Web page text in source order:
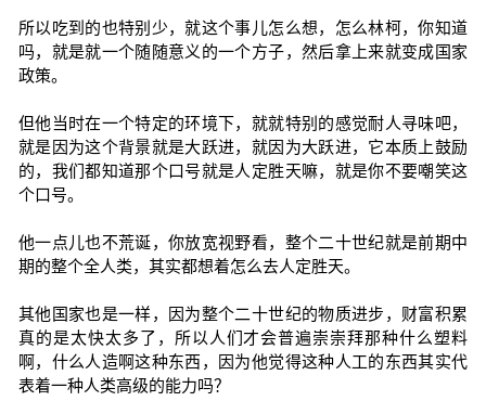
所以吃到的也特别少，就这个事儿怎么想，怎么林柯，你知道
吗，就是就一个随随意义的一个方子，然后拿上来就变成国家
政策。
但他当时在一个特定的环境下，就就特别的感觉耐人寻味吧，
就是因为这个背景就是大跃进，就因为大跃进，它本质上鼓励
的，我们都知道那个口号就是人定胜天嘛，就是你不要嘲笑这
个口号。
他一点儿也不荒诞，你放宽视野看，整个二十世纪就是前期中
期的整个全人类，其实都想着怎么去人定胜天。
其他国家也是一样，因为整个二十世纪的物质进步，财富积累
真的是太快太多了，所以人们才会普遍崇崇拜那种什么塑料
啊，什么人造啊这种东西，因为他觉得这种人工的东西其实代
表着一种人类高级的能力吗？